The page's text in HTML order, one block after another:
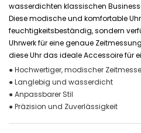
wasserdichten klassischen
Diese modische und komfortable
feuchtigkeitsbeständig, sondern
Uhrwerk für eine genaue
diese Uhr das ideale Accessoire für
● Hochwertiger, modischer
● Langlebig und wasserdicht
● Anpassbarer Stil
● Präzision und Zuverlässigkeit